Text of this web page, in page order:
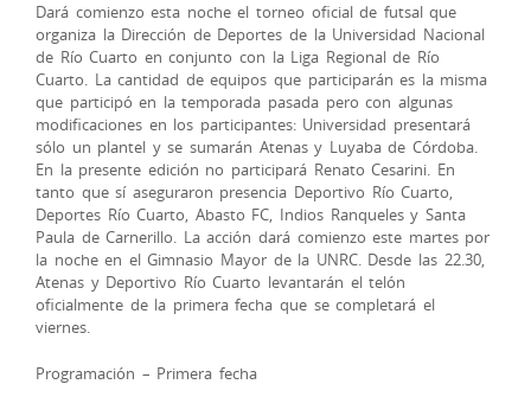
Dará comienzo esta noche el torneo oficial de futsal que
organiza la Dirección de Deportes de la Universidad Nacional
de Río Cuarto en conjunto con la Liga Regional de Río
Cuarto. La cantidad de equipos que participarán es la misma
que participó en la temporada pasada pero con algunas
modificaciones en los participantes: Universidad presentará
sólo un plantel y se sumarán Atenas y Luyaba de Córdoba.
En la presente edición no participará Renato Cesarini. En
tanto que sí aseguraron presencia Deportivo Río Cuarto,
Deportes Río Cuarto, Abasto FC, Indios Ranqueles y Santa
Paula de Carnerillo. La acción dará comienzo este martes por
la noche en el Gimnasio Mayor de la UNRC. Desde las 22.30,
Atenas y Deportivo Río Cuarto levantarán el telón
oficialmente de la primera fecha que se completará el
viernes.
Programación – Primera fecha